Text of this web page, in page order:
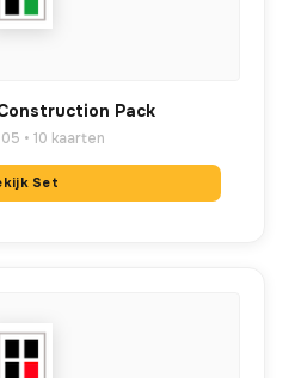
Pack
• 10 kaarten
Set